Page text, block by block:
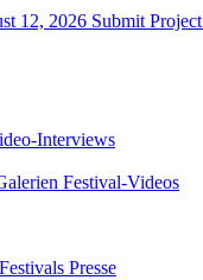
12, 2026 Submit Project
Interviews
Festival-Videos
Festivals Presse